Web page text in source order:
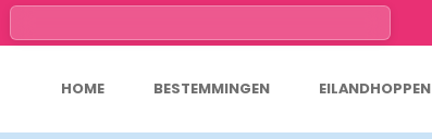
HOME BESTEMMINGEN EILANDHOPPEN